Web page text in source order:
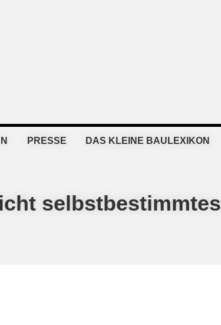
PRESSE DAS KLEINE BAULEXIKON
selbstbestimmtes